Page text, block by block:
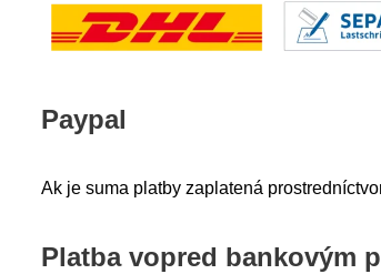
Paypal
Ak je suma platby zaplatená
Platba vopred bankovým